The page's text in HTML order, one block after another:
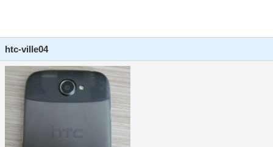
htc-ville04